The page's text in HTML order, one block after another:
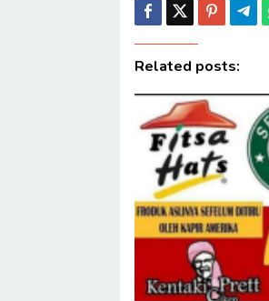
Related posts: